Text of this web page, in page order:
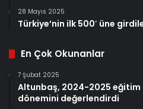
28 Mayıs 2025
Türkiye’nin ilk 500′ üne
En Çok Okunanlar
7 Şubat 2025
Altunbaş, 2024-2025 eğitim
dönemini değerlendirdi